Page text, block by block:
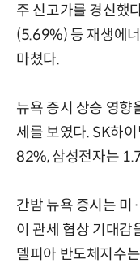
주 신고가를 경신했
(5.69%) 등 재생에
마쳤다.
뉴욕 증시 상승 영향
세를 보였다. SK하
82%, 삼성전자는
간밤 뉴욕 증시는 미
이 관세 협상 기대감
델피아 반도체지수